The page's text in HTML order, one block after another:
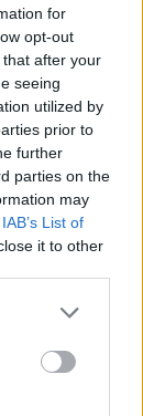
for
opt-out
after your
seeing
utilized by
prior to
further
parties on the
may
IAB’s List of
it to other
Google
may click to
tags to
Google
του με
κάτω
πίστη του
πράγματα